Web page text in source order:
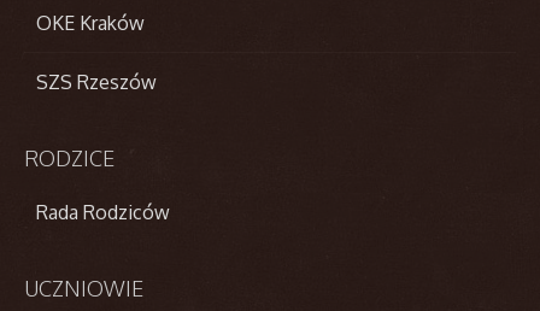
OKE Kraków
SZS Rzeszów
RODZICE
Rada Rodziców
UCZNIOWIE